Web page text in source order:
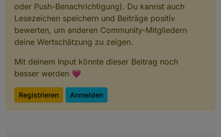
oder Push-Benachrichtigung). Du kannst auch
Lesezeichen speichern und Beiträge positiv
bewerten, um anderen Community-Mitgliedern
deine Wertschätzung zu zeigen.
Mit deinem Input könnte dieser Beitrag noch
besser werden 💗
Registrieren Anmelden